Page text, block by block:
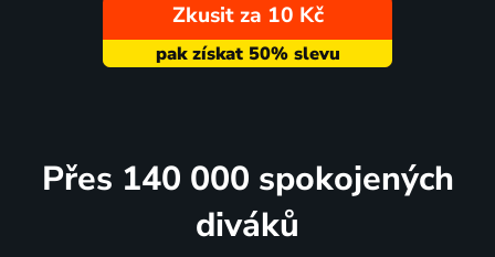
Zkusit za 10 Kč
Přes 140 000 spokojených
diváků